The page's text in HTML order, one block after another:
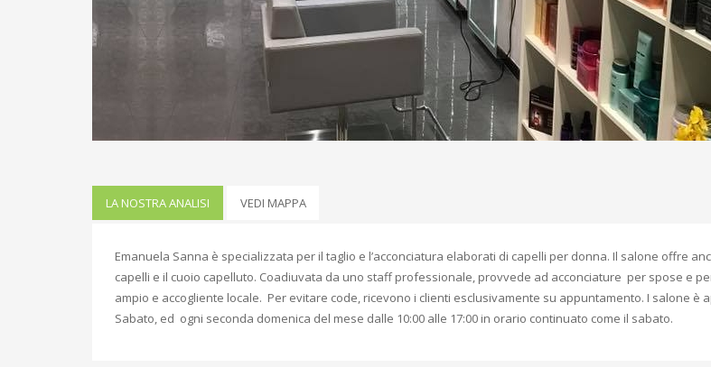
LA NOSTRA ANALISI VEDI MAPPA
Emanuela Sanna è specializzata per il taglio e l’acconciatura elaborati di capelli per donna. Il salone offre
capelli e il cuoio capelluto. Coadiuvata da uno staff professionale, provvede ad acconciature per spose e
ampio e accogliente locale. Per evitare code, ricevono i clienti esclusivamente su appuntamento. I salone è
Sabato, ed ogni seconda domenica del mese dalle 10:00 alle 17:00 in orario continuato come il sabato.